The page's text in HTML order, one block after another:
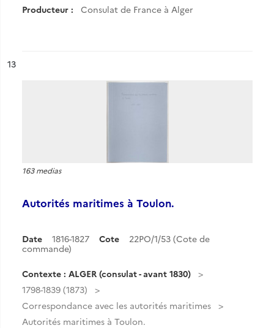
Producteur : Consulat de France à Alger
n°
13
163 medias
Autorités maritimes à Toulon.
Date 1816-1827 Cote
22PO/1/53 (Cote de
commande)
Contexte : ALGER (consulat - avant 1830)
1798-1839 (1873)
Correspondance avec les autorités maritimes
Autorités maritimes à Toulon.